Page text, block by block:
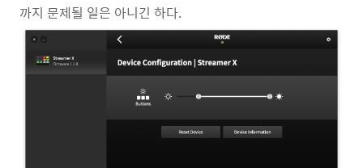
까지 문제될 일은 아니긴 하다.